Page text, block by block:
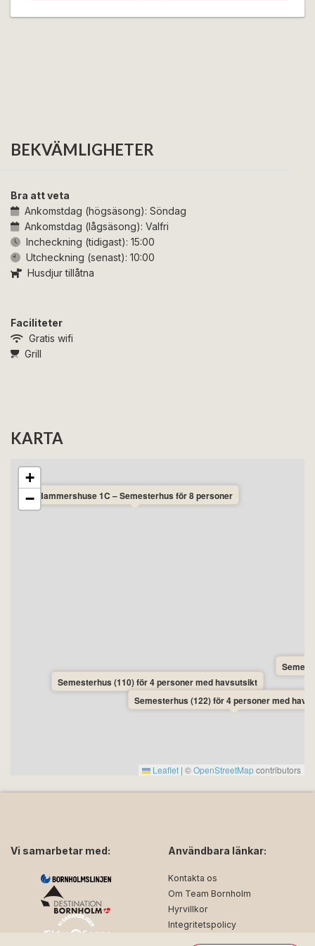
BEKVÄMLIGHETER
Bra att veta
Ankomstdag (högsäsong): Söndag
Ankomstdag (lågsäsong): Valfri
Incheckning (tidigast): 15:00
Utcheckning (senast): 10:00
Husdjur tillåtna
Faciliteter
Gratis wifi
Grill
KARTA
Semesterhus (110) för 4 personer med havsutsikt
Semesterhus (122) för 4 personer med
Hammershuse 1C – Semesterhus för 8 personer
+
−
Leaflet | ©OpenStreetMapcontributors
Vi samarbetar med: Användbara länkar:
Kontakta os
Om Team Bornholm
Hyrvillkor
Integritetspolicy